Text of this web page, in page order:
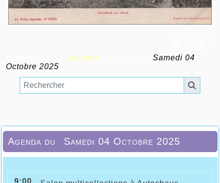
Accueil
Samedi 04
Octobre 2025
Agenda du Samedi 04 Octobre 2025
9:00